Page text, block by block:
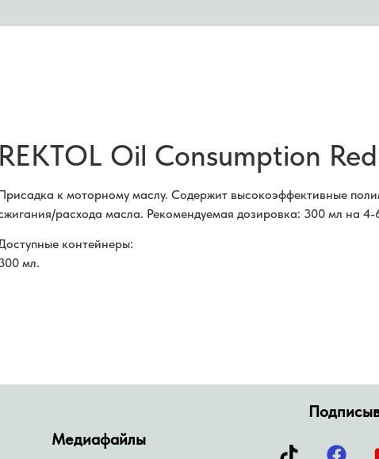
REKTOL Oil Consumption
к моторному маслу. Содержит высокоэффективные
расхода масла. Рекомендуемая дозировка: 300 мл на
контейнеры:
мл.
Медиафайлы